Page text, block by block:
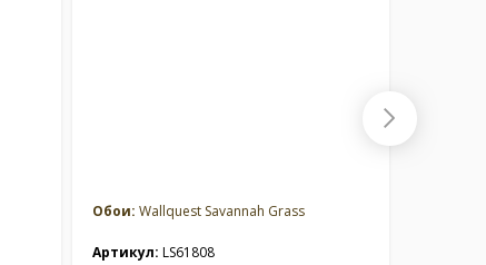
Обои: Wallquest Savannah Grass
Артикул: LS61808